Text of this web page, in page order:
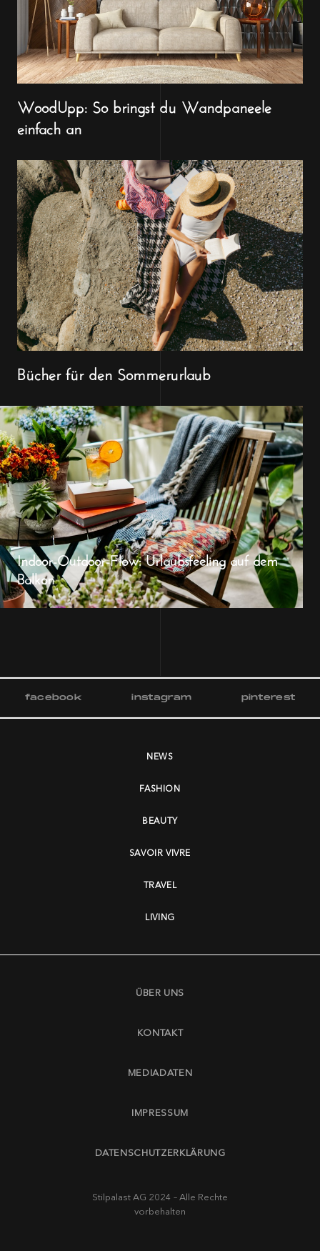
WoodUpp: So bringst du Wandpaneele
einfach an
Bücher für den Sommerurlaub
Indoor-Outdoor-Flow: Urlaubsfeeling auf dem
Balkon
facebook instagram pinterest
NEWS
FASHION
BEAUTY
SAVOIR VIVRE
TRAVEL
LIVING
ÜBER UNS
KONTAKT
MEDIADATEN
IMPRESSUM
DATENSCHUTZERKLÄRUNG
Stilpalast AG 2024 – Alle Rechte
vorbehalten